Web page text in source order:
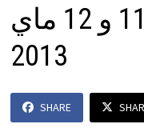
و تقنيين دورتي 11 و 12 ماي
2013
SHARE